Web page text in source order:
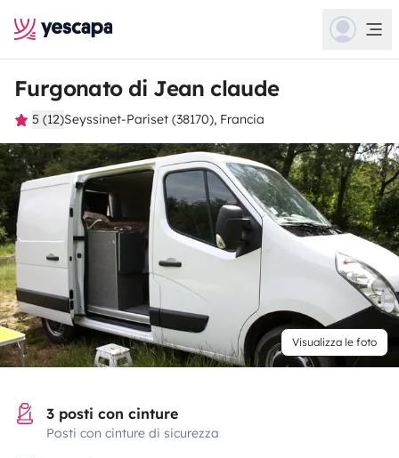
Furgonato di Jean claude
5 (12)Seyssinet-Pariset (38170), Francia
Visualizza le foto
3 posti con cinture
Posti con cinture di sicurezza